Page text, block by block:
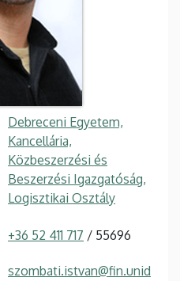
Debreceni Egyetem,
Kancellária,
Közbeszerzési és
Beszerzési Igazgatóság,
Logisztikai Osztály
+36 52 411 717 / 55696
szombati.istvan@fin.unid